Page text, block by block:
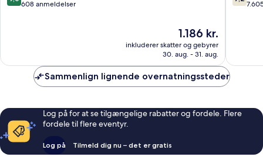
ud 608 anmeldelser
Prisen
1.186 kr.
1.186 kr.
inkluderer skatter og gebyrer
30. aug. - 31. aug.
ud
Sammenlign lignende overnatningssteder
Log på for at se tilgængelige rabatter og fordele. Flere
fordele til flere eventyr.
Log på Tilmeld dig nu – det er gratis